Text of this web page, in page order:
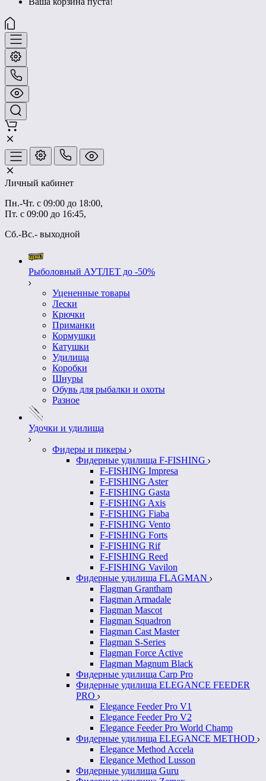
Личный кабинет
Пн.-Чт. с 09:00 до 18:00,
Пт. с 09:00 до 16:45,
Сб.-Вс.- выходной
Рыболовный АУТЛЕТ до -50%
Уцененные товары
Лески
Крючки
Приманки
Кормушки
Катушки
Удилища
Коробки
Шнуры
Обувь для рыбалки и охоты
Разное
Удочки и удилища
Фидеры и пикеры
Фидерные удилища F-FISHING
F-FISHING Impresa
F-FISHING Aster
F-FISHING Gasta
F-FISHING Axis
F-FISHING Fiaba
F-FISHING Vento
F-FISHING Forts
F-FISHING Rif
F-FISHING Reed
F-FISHING Vavilon
Фидерные удилища FLAGMAN
Flagman Grantham
Flagman Armadale
Flagman Mascot
Flagman Squadron
Flagman Cast Master
Flagman S-Series
Flagman Force Active
Flagman Magnum Black
Фидерные удилища Carp Pro
Фидерные удилища ELEGANCE FEEDER
PRO
Elegance Feeder Pro V1
Elegance Feeder Pro V2
Elegance Feeder Pro World Champ
Фидерные удилища ELEGANCE METHOD
Elegance Method Accela
Elegance Method Lusson
Фидерные удилища Guru